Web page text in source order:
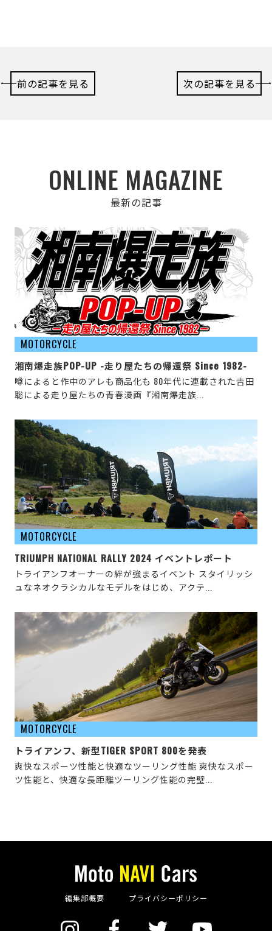
前の記事を見る 次の記事を見る
ONLINE MAGAZINE
最新の記事
MOTORCYCLE
湘南爆走族POP-UP -走り屋たちの帰還祭 Since 1982-
噂によると作中のアレも商品化も 80年代に連載された𠮷田
聡による走り屋たちの青春漫画『湘南爆走族...
MOTORCYCLE
TRIUMPH NATIONAL RALLY 2024 イベントレポート
トライアンフオーナーの絆が強まるイベント スタイリッシ
ュなネオクラシカルなモデルをはじめ、アクテ...
MOTORCYCLE
トライアンフ、新型TIGER SPORT 800を発表
爽快なスポーツ性能と快適なツーリング性能 爽快なスポー
ツ性能と、快適な長距離ツーリング性能の完璧...
編集部概要 プライバシーポリシー